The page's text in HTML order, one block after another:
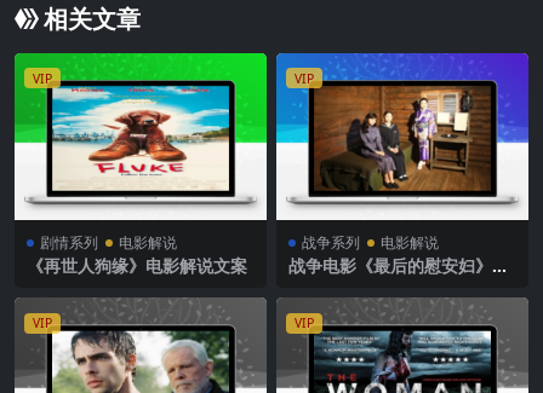
相关文章
VIP
剧情系列 电影解说
《再世人狗缘》电影解说文案
VIP
战争系列 电影解说
战争电影《最后的慰安妇》解
VIP VIP